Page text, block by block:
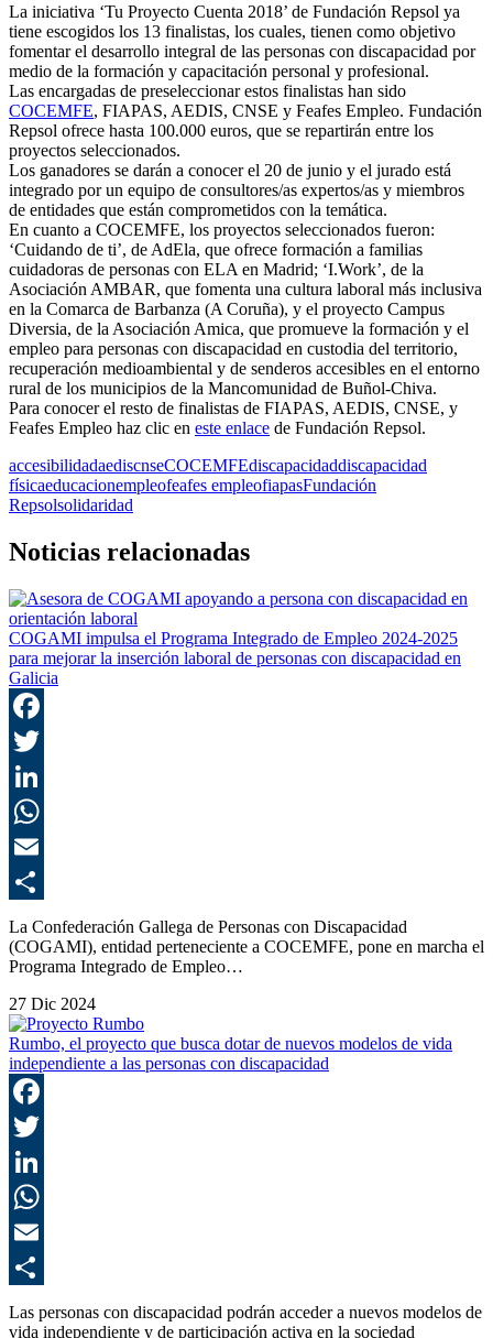
La iniciativa ‘Tu Proyecto Cuenta 2018’ de Fundación Repsol ya
tiene escogidos los 13 finalistas, los cuales, tienen como objetivo
fomentar el desarrollo integral de las personas con discapacidad por
medio de la formación y capacitación personal y profesional.
Las encargadas de preseleccionar estos finalistas han sido
COCEMFE, FIAPAS, AEDIS, CNSE y Feafes Empleo. Fundación
Repsol ofrece hasta 100.000 euros, que se repartirán entre los
proyectos seleccionados.
Los ganadores se darán a conocer el 20 de junio y el jurado está
integrado por un equipo de consultores/as expertos/as y miembros
de entidades que están comprometidos con la temática.
En cuanto a COCEMFE, los proyectos seleccionados fueron:
‘Cuidando de ti’, de AdEla, que ofrece formación a familias
cuidadoras de personas con ELA en Madrid; ‘I.Work’, de la
Asociación AMBAR, que fomenta una cultura laboral más inclusiva
en la Comarca de Barbanza (A Coruña), y el proyecto Campus
Diversia, de la Asociación Amica, que promueve la formación y el
empleo para personas con discapacidad en custodia del territorio,
recuperación medioambiental y de senderos accesibles en el entorno
rural de los municipios de la Mancomunidad de Buñol-Chiva.
Para conocer el resto de finalistas de FIAPAS, AEDIS, CNSE, y
Feafes Empleo haz clic en este enlace de Fundación Repsol.
accesibilidadaediscnseCOCEMFEdiscapacidaddiscapacidad
físicaeducacionempleofeafes empleofiapasFundación
Repsolsolidaridad
Noticias relacionadas
COGAMI impulsa el Programa Integrado de Empleo 2024-2025
para mejorar la inserción laboral de personas con discapacidad en
Galicia
La Confederación Gallega de Personas con Discapacidad
(COGAMI), entidad perteneciente a COCEMFE, pone en marcha el
Programa Integrado de Empleo…
27 Dic 2024
Rumbo, el proyecto que busca dotar de nuevos modelos de vida
independiente a las personas con discapacidad
Las personas con discapacidad podrán acceder a nuevos modelos de
vida independiente y de participación activa en la sociedad